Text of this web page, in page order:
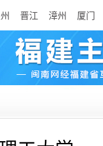
晋江 漳州 厦门